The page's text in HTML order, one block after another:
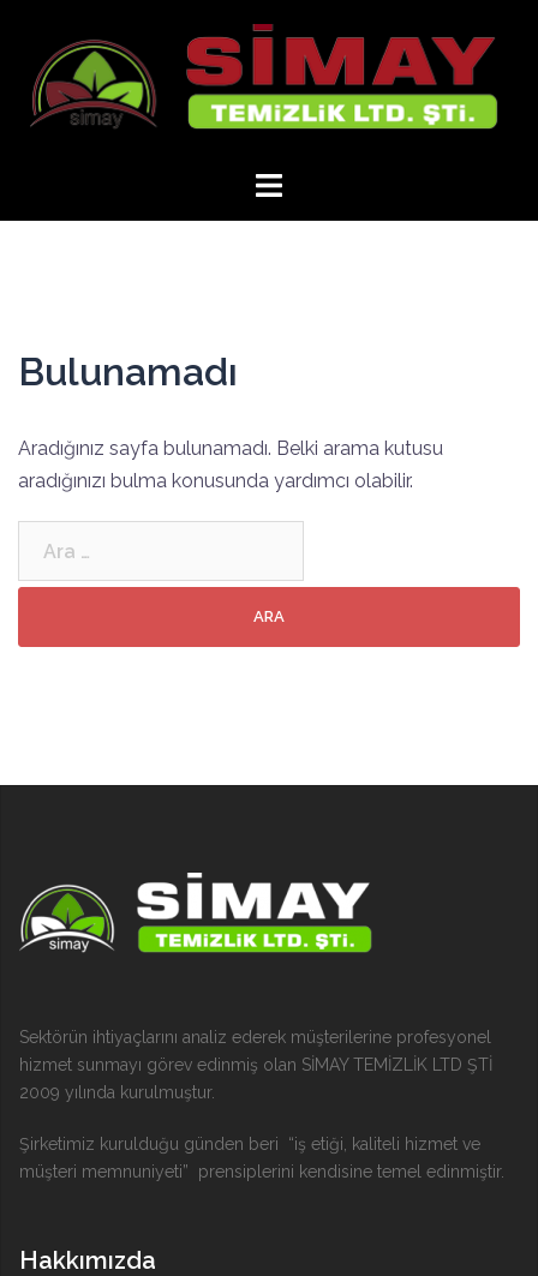
Bulunamadı
Aradığınız sayfa bulunamadı. Belki arama kutusu
aradığınızı bulma konusunda yardımcı olabilir.
Sektörün ihtiyaçlarını analiz ederek müşterilerine profesyonel
hizmet sunmayı görev edinmiş olan SİMAY TEMİZLİK LTD ŞTİ
2009 yılında kurulmuştur.
Şirketimiz kurulduğu günden beri “iş etiği, kaliteli hizmet ve
müşteri memnuniyeti” prensiplerini kendisine temel edinmiştir.
Hakkımızda